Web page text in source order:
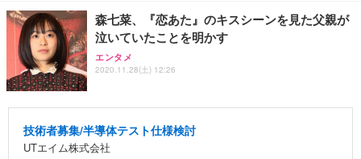
森七菜、『恋あた』のキスシーンを見た父親が
泣いていたことを明かす
エンタメ
2020.11.28(土) 12:26
技術者募集/半導体テスト仕様検討
UTエイム株式会社